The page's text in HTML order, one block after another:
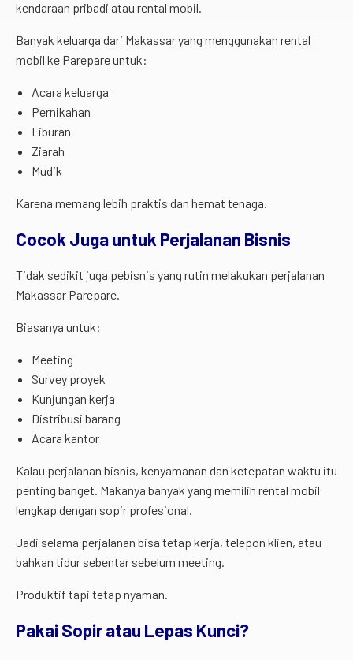
kendaraan pribadi atau rental mobil.
Banyak keluarga dari Makassar yang menggunakan rental
mobil ke Parepare untuk:
Acara keluarga
Pernikahan
Liburan
Ziarah
Mudik
Karena memang lebih praktis dan hemat tenaga.
Cocok Juga untuk Perjalanan Bisnis
Tidak sedikit juga pebisnis yang rutin melakukan perjalanan
Makassar Parepare.
Biasanya untuk:
Meeting
Survey proyek
Kunjungan kerja
Distribusi barang
Acara kantor
Kalau perjalanan bisnis, kenyamanan dan ketepatan waktu itu
penting banget. Makanya banyak yang memilih rental mobil
lengkap dengan sopir profesional.
Jadi selama perjalanan bisa tetap kerja, telepon klien, atau
bahkan tidur sebentar sebelum meeting.
Produktif tapi tetap nyaman.
Pakai Sopir atau Lepas Kunci?